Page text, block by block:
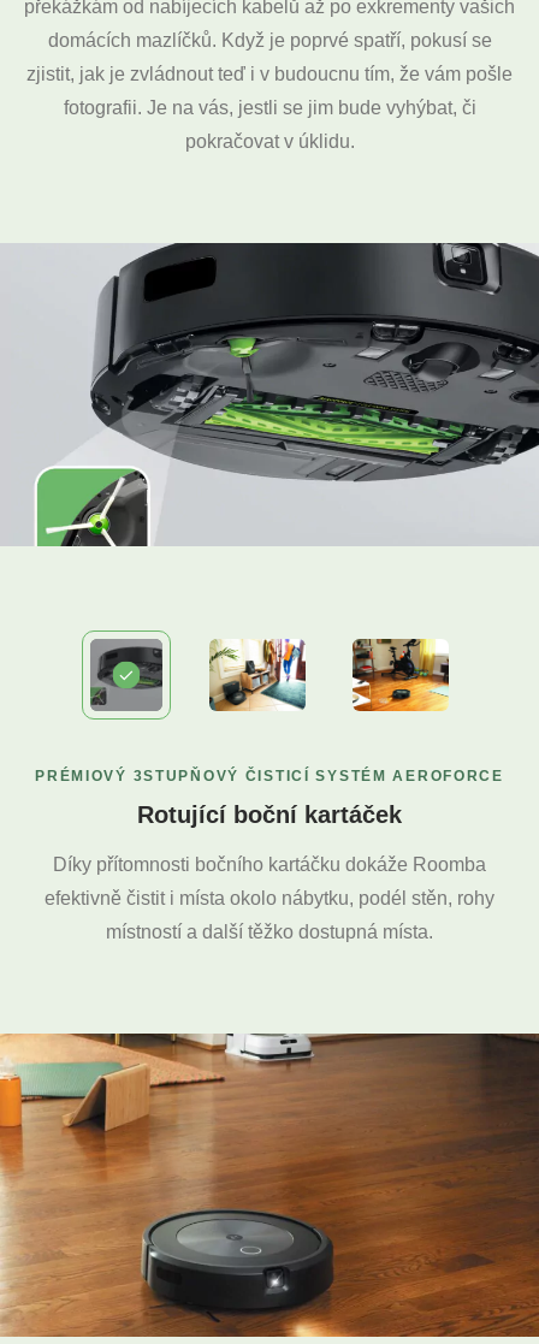
překážkám od nabíjecích kabelů až po exkrementy vašich
domácích mazlíčků. Když je poprvé spatří, pokusí se
zjistit, jak je zvládnout teď i v budoucnu tím, že vám pošle
fotografii. Je na vás, jestli se jim bude vyhýbat, či
pokračovat v úklidu.
PRÉMIOVÝ 3STUPŇOVÝ ČISTICÍ SYSTÉM AEROFORCE
Rotující boční kartáček
Díky přítomnosti bočního kartáčku dokáže Roomba
efektivně čistit i místa okolo nábytku, podél stěn, rohy
místností a další těžko dostupná místa.